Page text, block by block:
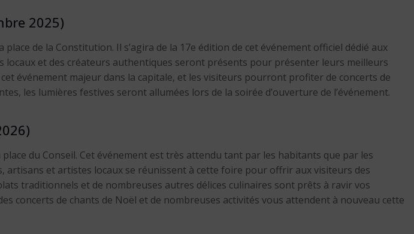
2025)
de la Constitution. Il s’agira de la 17e édition de cet événement officiel dédié aux
locaux et des créateurs authentiques seront présents pour présenter leurs meilleurs
événement majeur dans la capitale, et les visiteurs pourront profiter de concerts de
les lumières festives seront allumées lors de la soirée d’ouverture de l’événement.
du Conseil. Cet événement est très attendu tant par les habitants que par les
artisans et artistes locaux se réunissent à cette foire pour offrir aux visiteurs des
traditionnels et de nombreuses autres délices culinaires sont prêts à ravir vos
concerts de chants de Noël et de nombreuses activités vous attendent à nouveau cette